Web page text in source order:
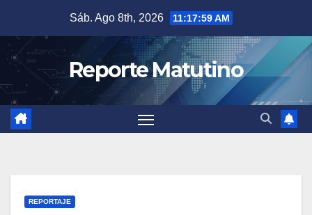
contenido
Sáb. Ago 8th, 2026 11:18:00 AM
Reporte Matutino
REPORTAJE